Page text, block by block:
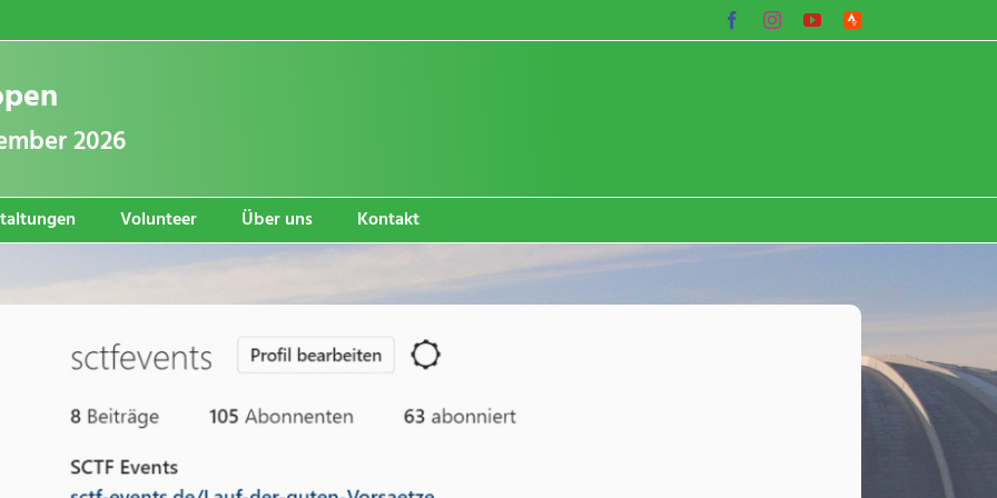
FacebookInstagramYouTube
Strava
Lauf-
2026
Volunteer Über uns Kontakt